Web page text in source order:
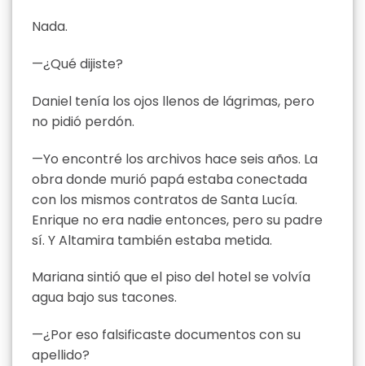
Nada.
—¿Qué dijiste?
Daniel tenía los ojos llenos de lágrimas, pero
no pidió perdón.
—Yo encontré los archivos hace seis años. La
obra donde murió papá estaba conectada
con los mismos contratos de Santa Lucía.
Enrique no era nadie entonces, pero su padre
sí. Y Altamira también estaba metida.
Mariana sintió que el piso del hotel se volvía
agua bajo sus tacones.
—¿Por eso falsificaste documentos con su
apellido?